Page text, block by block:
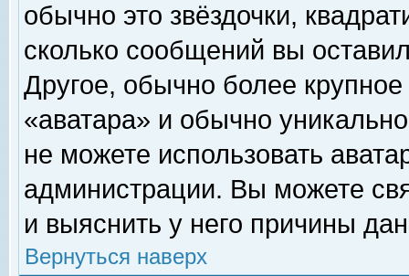
обычно это звёздочки,
сколько сообщений вы
Другое, обычно более
«аватара» и обычно
не можете использовать
администрации. Вы можете
и выяснить у него причины
Вернуться наверх